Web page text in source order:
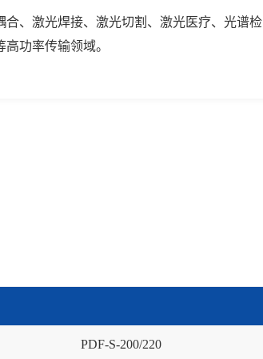
合、激光焊接、激光切割、激光医疗、光谱检
功率传输领域。
PDF-S-200/220